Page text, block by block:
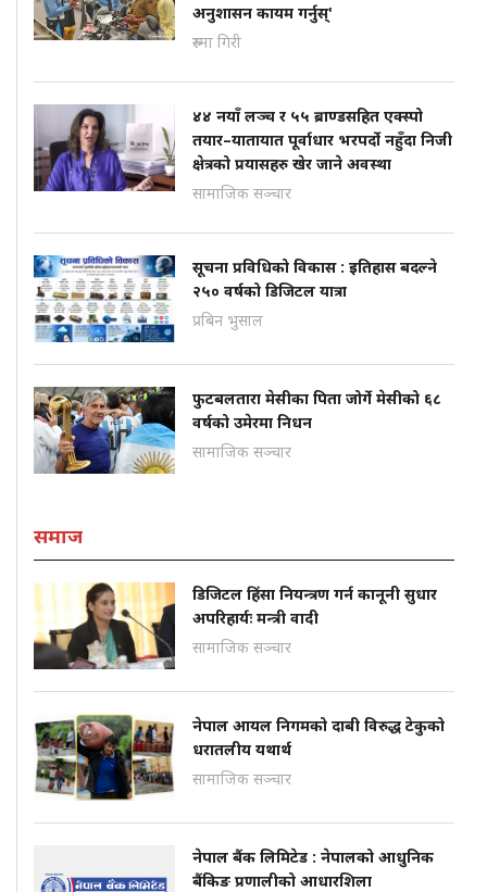
अनुशासन कायम गर्नुस्'
रुस्मा गिरी
४४ नयाँ लञ्च र ५५ ब्राण्डसहित एक्स्पो
तयार–यातायात पूर्वाधार भरपर्दो नहुँदा निजी
क्षेत्रको प्रयासहरु खेर जाने अवस्था
सामाजिक सञ्चार
सूचना प्रविधिको विकास : इतिहास बदल्ने
२५० वर्षको डिजिटल यात्रा
प्रबिन भुसाल
फुटबलतारा मेसीका पिता जोर्गे मेसीको ६८
वर्षको उमेरमा निधन
सामाजिक सञ्चार
समाज
डिजिटल हिंसा नियन्त्रण गर्न कानूनी सुधार
अपरिहार्यः मन्त्री वादी
सामाजिक सञ्चार
नेपाल आयल निगमको दाबी विरुद्ध टेकुको
धरातलीय यथार्थ
सामाजिक सञ्चार
नेपाल बैंक लिमिटेड : नेपालको आधुनिक
बैंकिङ प्रणालीको आधारशिला